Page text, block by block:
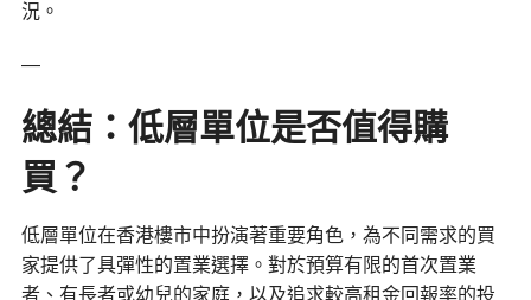
況。
—
總結：低層單位是否值得購
買？
低層單位在香港樓市中扮演著重要角色，為不同需求的買
家提供了具彈性的置業選擇。對於預算有限的首次置業
者、有長者或幼兒的家庭，以及追求較高租金回報率的投